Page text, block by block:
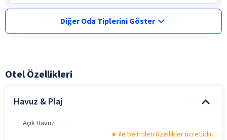
Diğer Oda Tiplerini Göster
Otel Özellikleri
Havuz & Plaj
Açık Havuz
ile belirtilen özellikler ücretlidir.